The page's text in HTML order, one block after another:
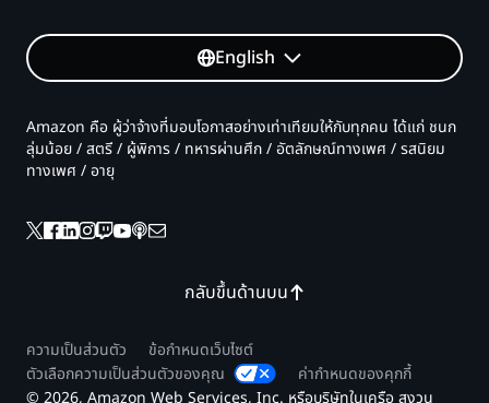
English
กลับขึ้นด้านบน
Amazon คือ ผู้ว่าจ้างที่มอบโอกาสอย่างเท่าเทียมให้กับทุกคน ได้แก่ ชนก
ลุ่มน้อย / สตรี / ผู้พิการ / ทหารผ่านศึก / อัตลักษณ์ทางเพศ / รสนิยม
ทางเพศ / อายุ
ความเป็นส่วนตัว
ข้อกำหนดเว็บไซต์
ตัวเลือกความเป็นส่วนตัวของคุณ
ค่ากำหนดของคุกกี้
© 2026, Amazon Web Services, Inc. หรือบริษัทในเครือ สงวน